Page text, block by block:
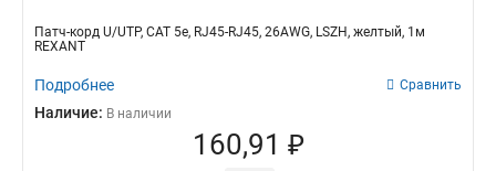
Патч-корд U/UTP, CAT 5e, RJ45-RJ45, 26AWG, LSZH, желтый, 1м
REXANT
Подробнее Сравнить
Наличие: В наличии
160,91 ₽